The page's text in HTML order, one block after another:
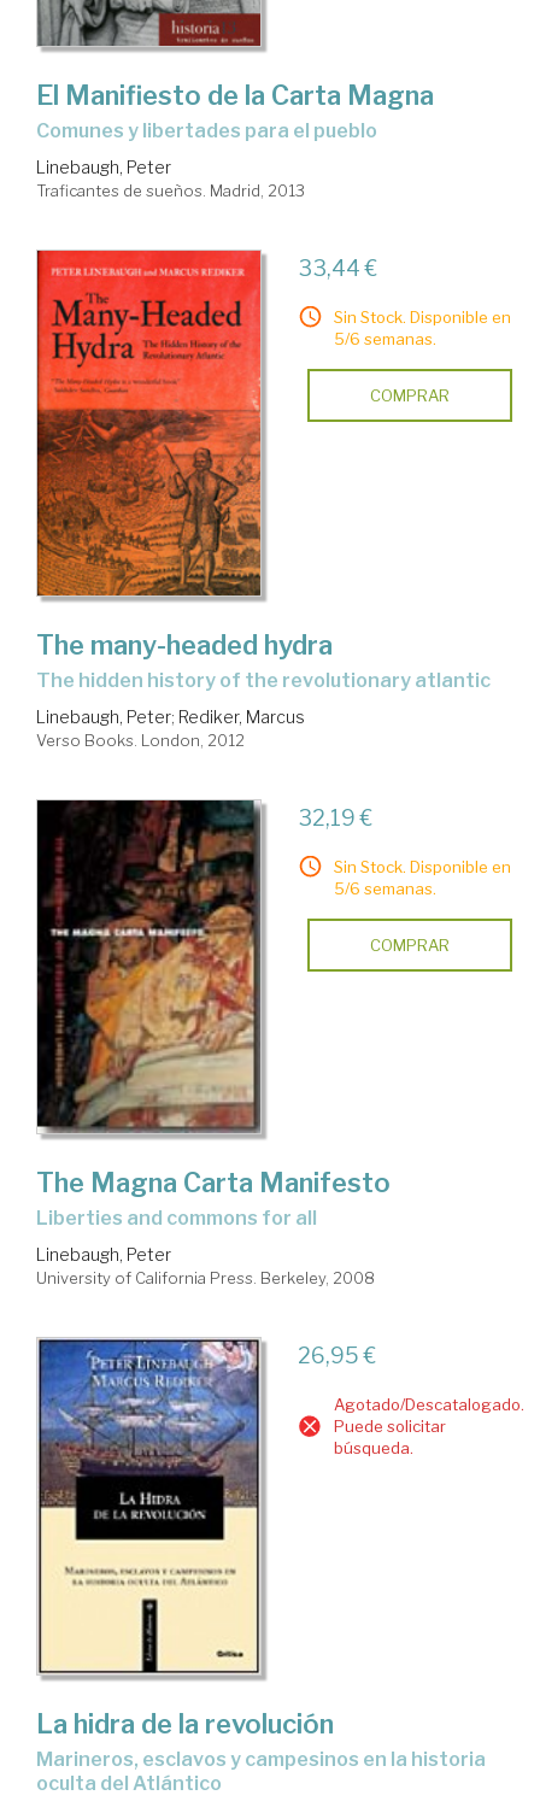
El Manifiesto de la Carta Magna
comunes y libertades para el pueblo
Linebaugh, Peter
Traficantes de sueños. Madrid, 2013
33,44 €
Sin Stock. Disponible en
5/6 semanas.
COMPRAR
The many-headed hydra
the hidden history of the revolutionary atlantic
Linebaugh, Peter; Rediker, Marcus
Verso Books. London, 2012
32,19 €
Sin Stock. Disponible en
5/6 semanas.
COMPRAR
The Magna Carta Manifesto
liberties and commons for all
Linebaugh, Peter
University of California Press. Berkeley, 2008
26,95 €
Agotado/Descatalogado.
Puede solicitar
búsqueda.
La hidra de la revolución
marineros, esclavos y campesinos en la historia
oculta del Atlántico